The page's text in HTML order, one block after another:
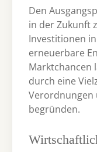
Den
in der Zukunft
Investitionen
erneuerbare
Marktchancen
durch eine
Verordnungen
begründen.